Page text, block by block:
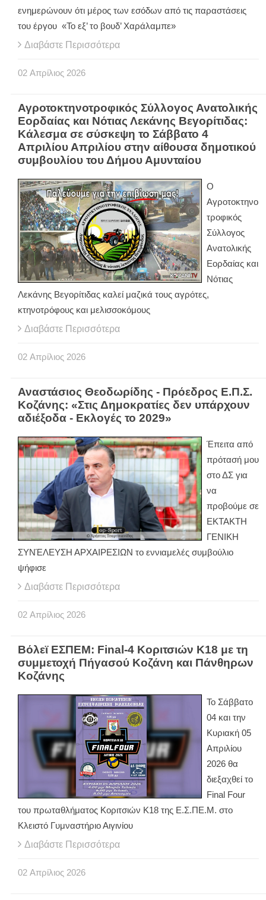
ενημερώνουν ότι μέρος των εσόδων από τις παραστάσεις
του έργου «Το εξ’ το βουδ’ Χαράλαμπε»
Διαβάστε Περισσότερα
02 Απρίλιος 2026
Αγροτοκτηνοτροφικός Σύλλογος Ανατολικής
Εορδαίας και Νότιας Λεκάνης Βεγορίτιδας:
Κάλεσμα σε σύσκεψη το Σάββατο 4
Απριλίου Απριλίου στην αίθουσα δημοτικού
συμβουλίου του Δήμου Αμυνταίου
Ο
Αγροτοκτηνο
τροφικός
Σύλλογος
Ανατολικής
Εορδαίας και
Νότιας
Λεκάνης Βεγορίτιδας καλεί μαζικά τους αγρότες,
κτηνοτρόφους και μελισσοκόμους
Διαβάστε Περισσότερα
02 Απρίλιος 2026
Αναστάσιος Θεοδωρίδης - Πρόεδρος Ε.Π.Σ.
Κοζάνης: «Στις Δημοκρατίες δεν υπάρχουν
αδιέξοδα - Εκλογές το 2029»
Έπειτα από
πρότασή μου
στο ΔΣ για
να
προβούμε σε
ΕΚΤΑΚΤΗ
ΓΕΝΙΚΗ
ΣΥΝΈΛΕΥΣΗ ΑΡΧΑΙΡΕΣΙΩΝ το εννιαμελές συμβούλιο
ψήφισε
Διαβάστε Περισσότερα
02 Απρίλιος 2026
Βόλεϊ ΕΣΠΕΜ: Final-4 Κοριτσιών Κ18 με τη
συμμετοχή Πήγασού Κοζάνη και Πάνθηρων
Κοζάνης
Το Σάββατο
04 και την
Κυριακή 05
Απριλίου
2026 θα
διεξαχθεί το
Final Four
του πρωταθλήματος Κοριτσιών Κ18 της Ε.Σ.ΠΕ.Μ. στο
Κλειστό Γυμναστήριο Αιγινίου
Διαβάστε Περισσότερα
02 Απρίλιος 2026